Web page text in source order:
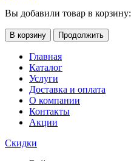
Вы добавили товар в корзину:
В корзину Продолжить
Главная
Каталог
Услуги
Доставка и оплата
О компании
Контакты
Акции
Скидки